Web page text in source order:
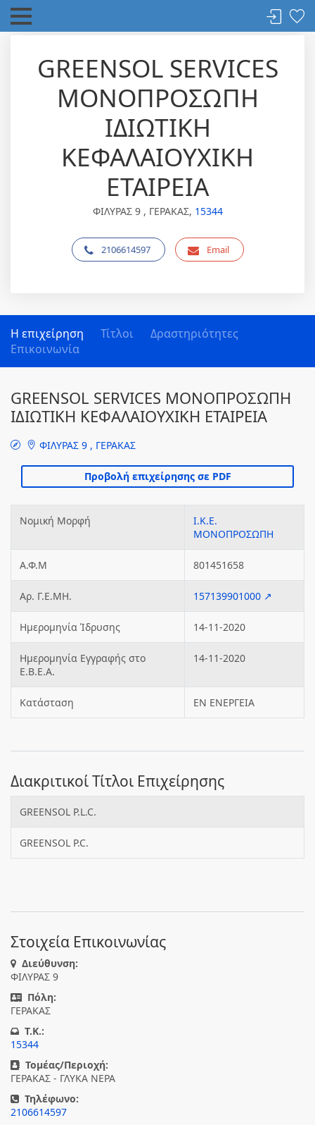
GREENSOL SERVICES
ΜΟΝΟΠΡΟΣΩΠΗ
ΙΔΙΩΤΙΚΗ
ΚΕΦΑΛΑΙΟΥΧΙΚΗ
ΕΤΑΙΡΕΙΑ
ΦΙΛΥΡΑΣ 9 , ΓΕΡΑΚΑΣ, 15344
2106614597 Email
Η επιχείρηση Τίτλοι
Δραστηριότητες
Επικοινωνία
GREENSOL SERVICES ΜΟΝΟΠΡΟΣΩΠΗ
ΙΔΙΩΤΙΚΗ ΚΕΦΑΛΑΙΟΥΧΙΚΗ ΕΤΑΙΡΕΙΑ
ΦΙΛΥΡΑΣ 9 , ΓΕΡΑΚΑΣ
Νομική Μορφή
Ι.Κ.Ε.
ΜΟΝΟΠΡΟΣΩΠΗ
Α.Φ.Μ 801451658
Αρ. Γ.Ε.ΜΗ. 157139901000 ↗
Ημερομηνία Ίδρυσης 14-11-2020
Ημερομηνία Εγγραφής στο
Ε.Β.Ε.Α.
14-11-2020
Κατάσταση ΕΝ ΕΝΕΡΓΕΙΑ
Διακριτικοί Τίτλοι Επιχείρησης
GREENSOL P.L.C.
GREENSOL P.C.
Στοιχεία Επικοινωνίας
Διεύθυνση:
ΦΙΛΥΡΑΣ 9
Πόλη:
ΓΕΡΑΚΑΣ
T.K.:
15344
Τομέας/Περιοχή:
ΓΕΡΑΚΑΣ - ΓΛΥΚΑ ΝΕΡΑ
Τηλέφωνο:
2106614597